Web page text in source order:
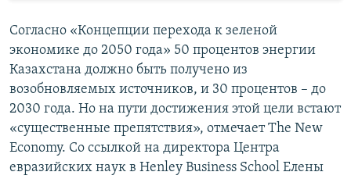
Согласно «Концепции перехода к зеленой
экономике до 2050 года» 50 процентов энергии
Казахстана должно быть получено из
возобновляемых источников, и 30 процентов – до
2030 года. Но на пути достижения этой цели встают
«существенные препятствия», отмечает The New
Economy. Со ссылкой на директора Центра
евразийских наук в Henley Business School Елены